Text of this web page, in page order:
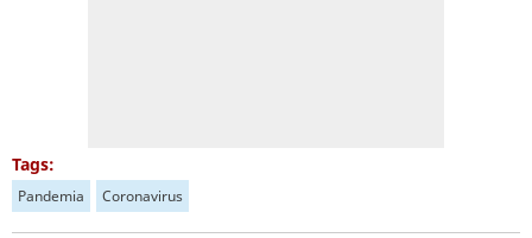
Tags:
Pandemia Coronavirus